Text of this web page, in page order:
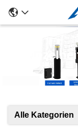
Alle Kategorien